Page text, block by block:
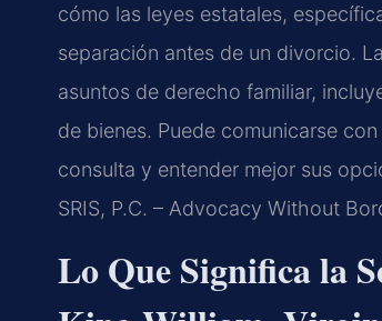
cómo las leyes estatales,
separación antes de un divorcio.
asuntos de derecho familiar,
de bienes. Puede comunicarse
consulta y entender mejor sus
SRIS, P.C. – Advocacy Without
Lo Que Significa la